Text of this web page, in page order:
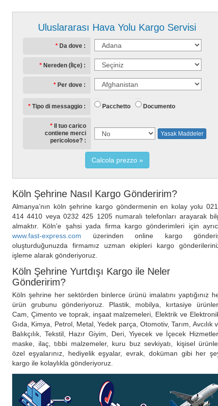
Uluslararası Hava Yolu Kargo Servisi
Da dove
Nereden (İlçe)
Per dove
Tipo di messaggio Pacchetto Documento
Il tuo carico
contiene merci
pericolose?
Yasak Maddeler
Calcola prezzo
Köln Şehrine Nasıl Kargo Gönderirim?
Almanya’nın köln şehrine kargo göndermenin en kolay yolu
414 4410 veya 0232 425 1205 numaralı telefonları arayarak
almaktır. Köln’e şahsi yada firma kargo gönderimleri için
www.fast-express.com üzerinden online kargo
oluşturduğunuzda firmamız uzman ekipleri kargo
işleme alarak gönderiyoruz.
Köln Şehrine Yurtdışı Kargo ile Neler
Gönderirim?
Köln şehrine her sektörden binlerce ürünü imalatını yaptığınız
ürün grubunu gönderiyoruz. Plastik, mobilya, kırtasiye
Cam, Çimento ve toprak, inşaat malzemeleri, Elektrik ve
Gıda, Kimya, Petrol, Metal, Yedek parça, Otomotiv, Tarım, Avcılık
Balıkçılık, Tekstil, Hazır Giyim, Deri, Yiyecek ve İçecek
maske, ilaç, tıbbi malzemeler, kuru buz sevkiyatı, kişisel
özel eşyalarınız, hediyelik eşyalar, evrak, doküman gibi her
kargo ile kolaylıkla gönderiyoruz.